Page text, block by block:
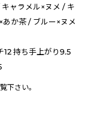
ャラメル×ヌメ / キ
あか茶 / ブルー×ヌメ
12 持ち手上がり9.5
下さい。